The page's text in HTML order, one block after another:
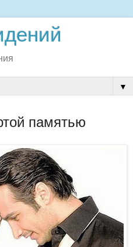
▼
памятью